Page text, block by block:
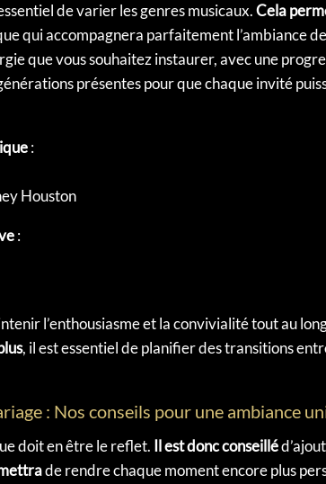
de varier les genres musicaux.Cela
qui accompagnera parfaitement l’ambiance
que vous souhaitez instaurer, avec une
présentes pour que chaque invité
:
Houston
:
l’enthousiasme et la convivialité tout au
, il est essentiel de planifier des transitions
: Nos conseils pour une ambiance
doit en être le reflet. Il est donc conseillé
de rendre chaque moment encore plus